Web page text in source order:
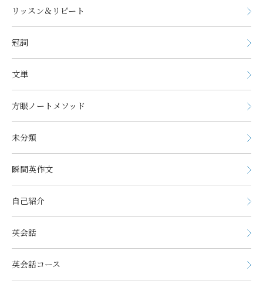
リッスン＆リピート
冠詞
文単
方眼ノートメソッド
未分類
瞬間英作文
自己紹介
英会話
英会話コース